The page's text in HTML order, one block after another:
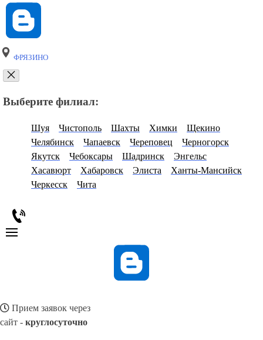
ФРЯЗИНО
Выберите филиал:
Шуя Чистополь Шахты Химки
Щекино
Челябинск
Чапаевск Череповец
Черногорск
Якутск
Чебоксары Шадринск
Энгельс
Хасавюрт
Хабаровск Элиста
Ханты-Мансийск
Черкесск
Чита
Прием заявок через
сайт - круглосуточно